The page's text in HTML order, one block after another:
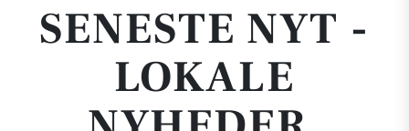
SENESTE NYT -
LOKALE